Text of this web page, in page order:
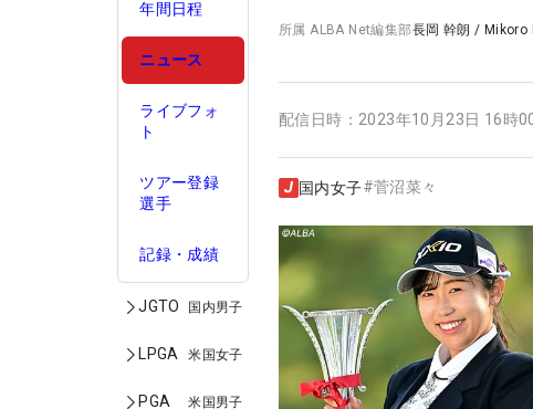
年間日程
ニュース
ライブフォ
ト
ツアー登録
選手
記録・成績
JGTO 国内男子
LPGA 米国女子
PGA 米国男子
所属ALBA Net編集部長岡 幹朗 / Mikoro
配信日時： 2023年10月23日 16時
国内女子#菅沼菜々